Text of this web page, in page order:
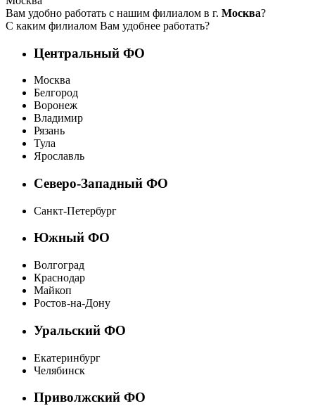
Вам удобно работать с нашим филиалом в г. Москва?
С каким филиалом Вам удобнее работать?
Центральный ФО
Москва
Белгород
Воронеж
Владимир
Рязань
Тула
Ярославль
Северо-Западный ФО
Санкт-Петербург
Южный ФО
Волгоград
Краснодар
Майкоп
Ростов-на-Дону
Уральский ФО
Екатеринбург
Челябинск
Приволжский ФО